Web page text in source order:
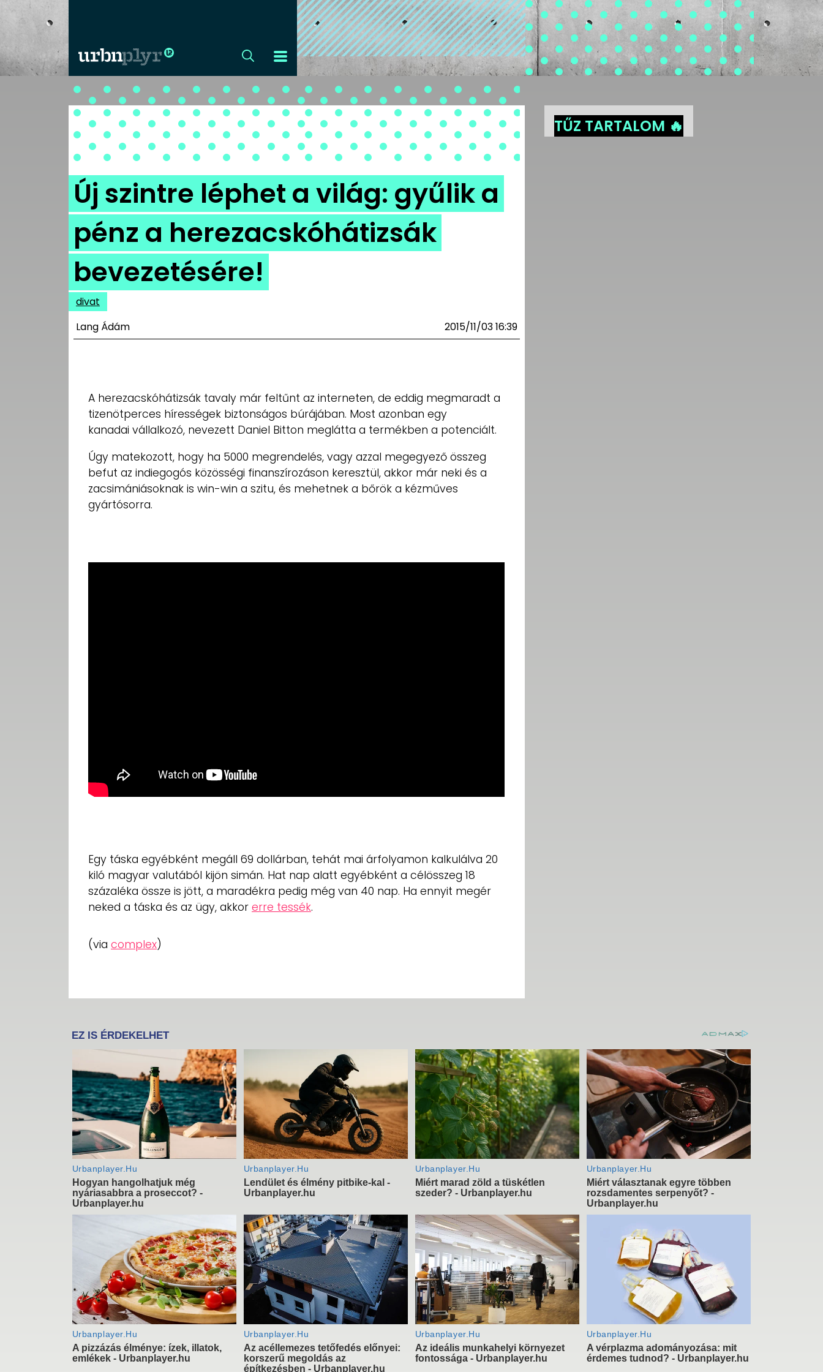
CÍMLAP
DIZÁJN
DIVAT
HIP
KULT
UTCA
MÉDIAAJÁNLAT
Új szintre léphet a világ: gyűlik a
pénz a herezacskóhátizsák
bevezetésére!
divat
Lang Ádám
2015/11/03 16:39
A herezacskóhátizsák tavaly már feltűnt az interneten, de eddig megmaradt a
tizenötperces hírességek biztonságos búrájában. Most azonban egy
kanadai vállalkozó, nevezett Daniel Bitton meglátta a termékben a potenciált.
Úgy matekozott, hogy ha 5000 megrendelés, vagy azzal megegyező összeg
befut az indiegogós közösségi finanszírozáson keresztül, akkor már neki és a
zacsimániásoknak is win-win a szitu, és mehetnek a bőrök a kézműves
gyártósorra.
Egy táska egyébként megáll 69 dollárban, tehát mai árfolyamon kalkulálva 20
kiló magyar valutából kijön simán. Hat nap alatt egyébként a célösszeg 18
százaléka össze is jött, a maradékra pedig még van 40 nap. Ha ennyit megér
neked a táska és az ügy, akkor erre tessék.
(via complex)
TŰZ TARTALOM 🔥